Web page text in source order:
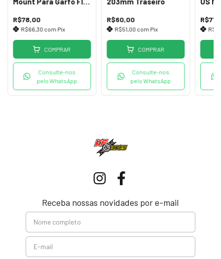
Dianteiro
R$78,00
R$66,30 com Pix
COMPRAR
Consulte-nos
pelo WhatsApp
R$60,00
R$51,00 com Pix
COMPRAR
Consulte-nos
pelo WhatsApp
Receba nossas novidades por e-mail